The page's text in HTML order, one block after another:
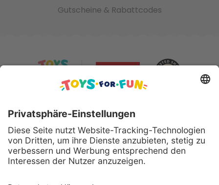
Gutscheine & Rabattcodes
Sicher bezahlen mit: